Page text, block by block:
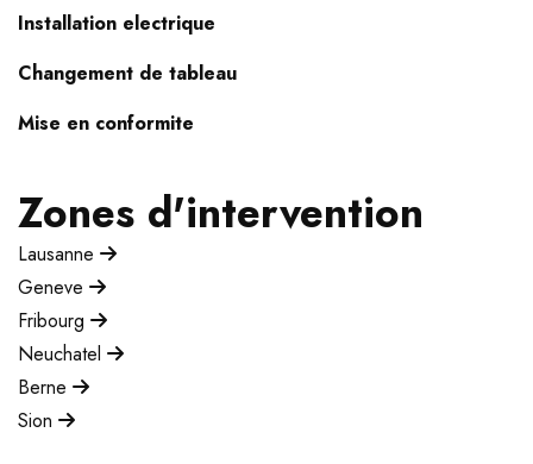
Installation electrique
Changement de tableau
Mise en conformite
Zones d'intervention
Lausanne
Geneve
Fribourg
Neuchatel
Berne
Sion